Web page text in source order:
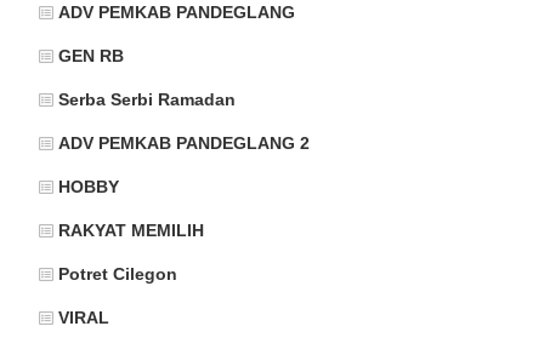
ADV PEMKAB PANDEGLANG
GEN RB
Serba Serbi Ramadan
ADV PEMKAB PANDEGLANG 2
HOBBY
RAKYAT MEMILIH
Potret Cilegon
VIRAL